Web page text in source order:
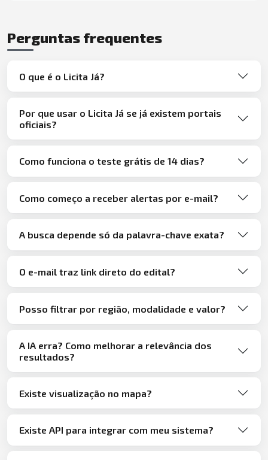
Perguntas frequentes
O que é o Licita Já?
Por que usar o Licita Já se já existem portais
oficiais?
Como funciona o teste grátis de 14 dias?
Como começo a receber alertas por e-mail?
A busca depende só da palavra-chave exata?
O e-mail traz link direto do edital?
Posso filtrar por região, modalidade e valor?
A IA erra? Como melhorar a relevância dos
resultados?
Existe visualização no mapa?
Existe API para integrar com meu sistema?